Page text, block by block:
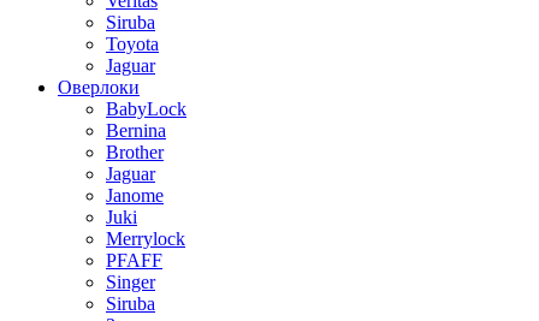
Siruba
Toyota
Jaguar
Оверлоки
BabyLock
Bernina
Brother
Jaguar
Janome
Juki
Merrylock
PFAFF
Singer
Siruba